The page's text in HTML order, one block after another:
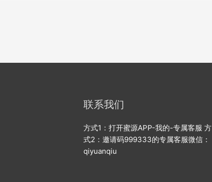
联系我们
方式1：打开蜜源APP-我的-专属客服 方
式2：邀请码999333的专属客服微信：
qiyuanqiu